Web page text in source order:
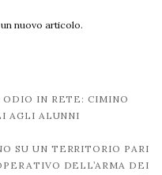
nuovo articolo.
IN RETE: CIMINO
AGLI ALUNNI
SU UN TERRITORIO PARI
DELL’ARMA DEI